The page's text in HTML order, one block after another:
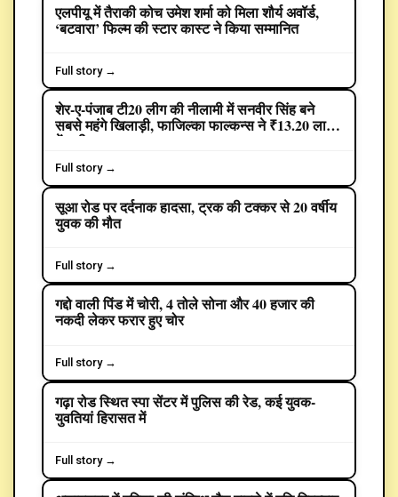
ENTERTAINMENT
एलपीयू में तैराकी कोच उमेश शर्मा को मिला शौर्य अवॉर्ड,
‘बटवारा’ फिल्म की स्टार कास्ट ने किया सम्मानित
Full story →
SPORTS
शेर-ए-पंजाब टी20 लीग की नीलामी में सनवीर सिंह बने
सबसे महंगे खिलाड़ी, फाजिल्का फाल्कन्स ने ₹13.20 लाख
में खरीदा
Full story →
CRIME
सूआ रोड पर दर्दनाक हादसा, ट्रक की टक्कर से 20 वर्षीय
युवक की मौत
Full story →
CRIME
गद्दो वाली पिंड में चोरी, 4 तोले सोना और 40 हजार की
नकदी लेकर फरार हुए चोर
Full story →
CRIME
गढ़ा रोड स्थित स्पा सेंटर में पुलिस की रेड, कई युवक-
युवतियां हिरासत में
Full story →